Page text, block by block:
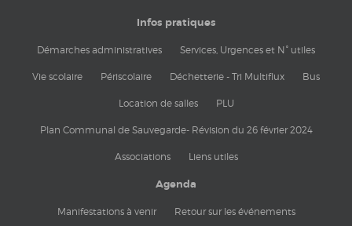
Infos pratiques
Démarches administratives Services, Urgences et N° utiles
Vie scolaire Périscolaire Déchetterie - Tri Multiflux Bus
Location de salles PLU
Plan Communal de Sauvegarde- Révision du 26 février 2024
Associations Liens utiles
Agenda
Manifestations à venir Retour sur les événements